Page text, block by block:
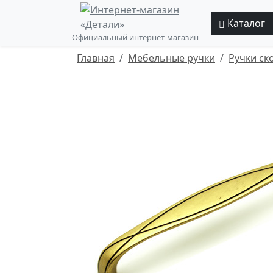
Официальный интернет-магазин
Каталог
Главная Мебельные ручки Ручки